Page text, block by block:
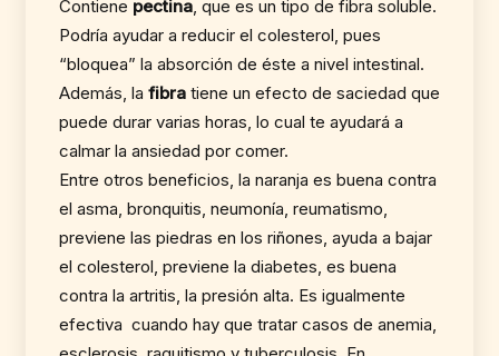
Contiene pectina, que es un tipo de fibra soluble.
Podría ayudar a reducir el colesterol, pues
“bloquea” la absorción de éste a nivel intestinal.
Además, la fibra tiene un efecto de saciedad que
puede durar varias horas, lo cual te ayudará a
calmar la ansiedad por comer.
Entre otros beneficios, la naranja es buena contra
el asma, bronquitis, neumonía, reumatismo,
previene las piedras en los riñones, ayuda a bajar
el colesterol, previene la diabetes, es buena
contra la artritis, la presión alta. Es igualmente
efectiva cuando hay que tratar casos de anemia,